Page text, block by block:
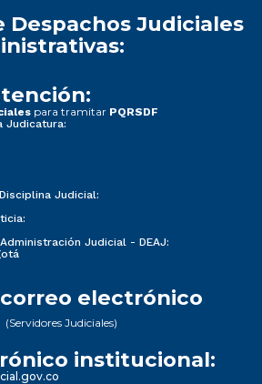
Despachos Judiciales
para tramitar PQRSDF
Judicatura:
Judicial:
Judicial - DEAJ:
electrónico
(Servidores Judiciales)
institucional: